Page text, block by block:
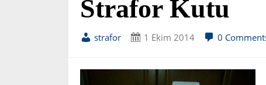
Strafor Kutu
strafor 1 Ekim 2014 0